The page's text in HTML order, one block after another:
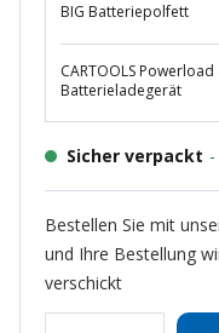
BIG Batteriepolfett
CARTOOLS Powerload
Batterieladegerät
Sicher verpackt -
Bestellen Sie mit
und Ihre Bestellung
verschickt